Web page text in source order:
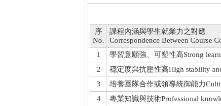
序
No.
課程內涵與學生就業力之對應
Correspondence Between Course
1
學習意願強、可塑性高Strong
2
穩定度與抗壓性高High stability
3
培養團隊合作或領導統御能力
4
專業知識與技術Professional